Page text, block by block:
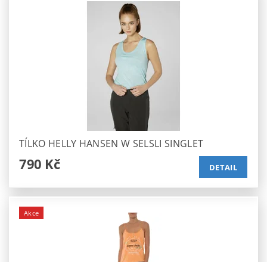
TÍLKO HELLY HANSEN W SELSLI SINGLET
790 Kč DETAIL
Akce